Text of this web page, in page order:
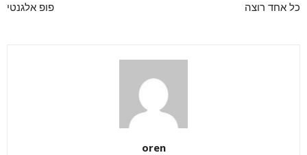
כל אחד רוצה פופ אלגנטי
oren